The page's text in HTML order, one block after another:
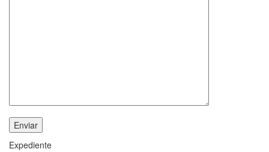
Expediente